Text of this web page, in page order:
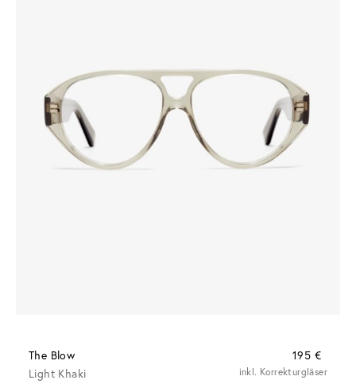
The Blow
195 €
Light Khaki
inkl. Korrekturgläser